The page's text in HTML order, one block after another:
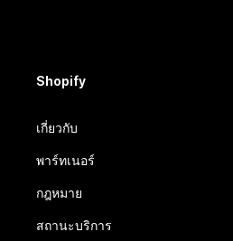
Shopify
เกี่ยวกับ
พาร์ทเนอร์
กฎหมาย
สถานะบริการ